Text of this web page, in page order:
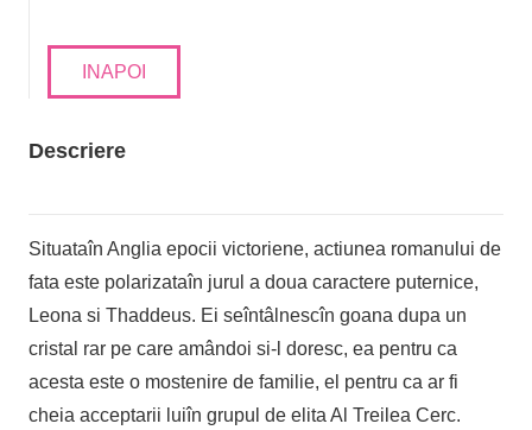
INAPOI
Descriere
Situataîn Anglia epocii victoriene, actiunea romanului de
fata este polarizataîn jurul a doua caractere puternice,
Leona si Thaddeus. Ei seîntâlnescîn goana dupa un
cristal rar pe care amândoi si-l doresc, ea pentru ca
acesta este o mostenire de familie, el pentru ca ar fi
cheia acceptarii luiîn grupul de elita Al Treilea Cerc.